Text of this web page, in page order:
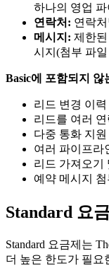
하나의 영업
연락처: 연락
메시지: 제한
시지(첨부 파
Basic에 포함되지 않
리드 변경 이력
리드를 여러
다중 통화 지원
여러 파이프라
리드 가져오기
예약 메시지 첨
Standard 요금
Standard 요금제는
더 높은 한도가 필요